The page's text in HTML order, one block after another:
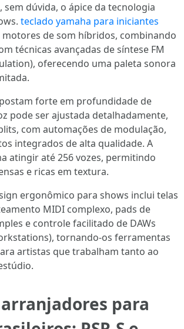
sem dúvida, o ápice da tecnologia
teclado yamaha para iniciantes
motores de som híbridos, combinando
técnicas avançadas de síntese FM
oferecendo uma paleta sonora
forte em profundidade de
pode ser ajustada detalhadamente,
com automações de modulação,
integrados de alta qualidade. A
atingir até 256 vozes, permitindo
e ricas em textura.
ergonômico para shows inclui telas
MIDI complexo, pads de
e controle facilitado de DAWs
tornando-os ferramentas
artistas que trabalham tanto ao
para